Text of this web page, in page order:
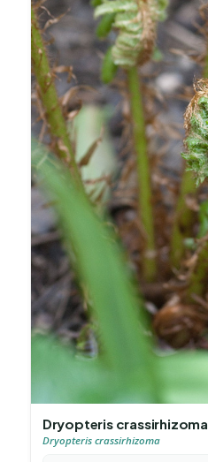
Dryopteris crassirhizoma
Dryopteris crassirhizoma